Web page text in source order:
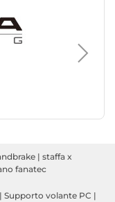
Volante
Simagic
| staffa x
fanatec
| Supporto volante PC |